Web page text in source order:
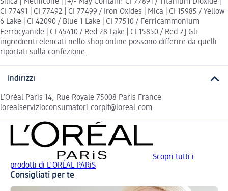
CI 77491 | CI 77492 | CI 77499 / Iron Oxides | Mica | CI 15985 / Yellow
6 Lake | CI 42090 / Blue 1 Lake | CI 77510 / Ferricammonium
Ferrocyanide | CI 45410 / Red 28 Lake | CI 15850 / Red 7] Gli
ingredienti elencati nello shop online possono differire da quelli
riportati sulla confezione.
Indirizzi
L’Oréal Paris 14, Rue Royale 75008 Paris France
lorealservizioconsumatori.corpit@loreal.com
Scopri tutti i
prodotti di L'ORÉAL PARiS
Consigliati per te